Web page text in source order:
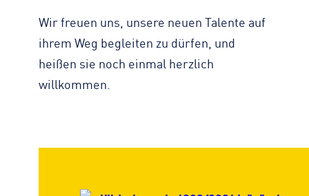
Wir freuen uns, unsere neuen Talente auf
ihrem Weg begleiten zu dürfen, und
heißen sie noch einmal herzlich
willkommen.